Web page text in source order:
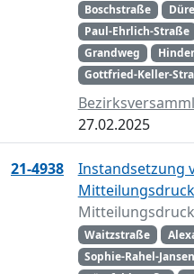
Boschstraße
Paul-Ehrlich-Straße
Grandweg
Gottfried-Keller-
27.02.2025
21-4938
Instandsetzung
Waitzstraße
Sophie-Rahel-